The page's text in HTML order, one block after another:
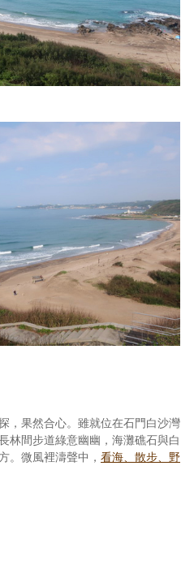
，果然合心。雖就位在石門白沙灣
林間步道綠意幽幽，海灘礁石與白
。微風裡濤聲中， 看海、散步、野